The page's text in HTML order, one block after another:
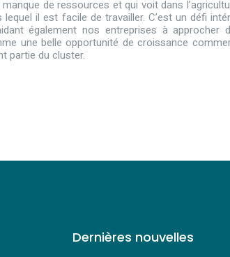
de ressources et qui voit dans
il est facile de travailler. C’est un défi
également nos entreprises à approcher
une belle opportunité de croissance
partie du cluster.
Dernières nouvelles